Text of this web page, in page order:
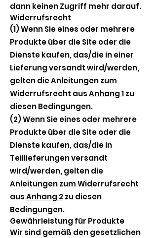
dann keinen Zugriff mehr darauf.
Widerrufsrecht
(1) Wenn Sie eines oder mehrere
Produkte über die Site oder die
Dienste kaufen, das/die in einer
Lieferung versandt wird/werden,
gelten die Anleitungen zum
Widerrufsrecht ausAnhang 1zu
diesen Bedingungen.
(2) Wenn Sie eines oder mehrere
Produkte über die Site oder die
Dienste kaufen, das/die in
Teillieferungen versandt
wird/werden, gelten die
Anleitungen zum Widerrufsrecht
ausAnhang 2zu diesen
Bedingungen.
Gewährleistung für Produkte
Wir sind gemäß den gesetzlichen